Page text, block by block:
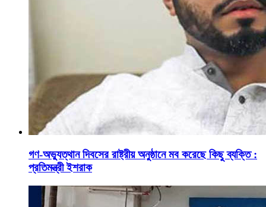
গণ-অভ্যুত্থান দিবসের রাষ্ট্রীয় অনুষ্ঠানে মব করেছে কিছু ব্যক্তি :
প্রতিমন্ত্রী ইশরাক